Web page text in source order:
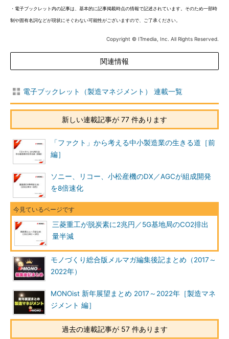
・電子ブックレット内の記事は、基本的に記事掲載時点の情報で記述されています。そのため一部時
制や固有名詞などが現状にそぐわない可能性がございますので、ご了承ください。
Copyright © ITmedia, Inc. All Rights Reserved.
関連情報
電子ブックレット（製造マネジメント） 連載一覧
新しい連載記事が 77 件あります
「ファクト」から考える中小製造業の生きる道［前
編］
ソニー、リコー、小松産機のDX／AGCが組成開発
を8倍速化
三菱重工が脱炭素に2兆円／5G基地局のCO2排出
量半減
モノづくり総合版メルマガ編集後記まとめ（2017～
2022年）
MONOist 新年展望まとめ 2017～2022年［製造マネ
ジメント 編］
過去の連載記事が 57 件あります